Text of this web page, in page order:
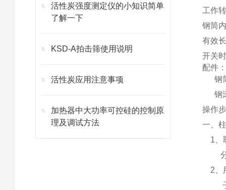
活性炭强度测定仪的小知识简单
了解一下
KSD-A拍击筛使用说明
活性炭应用注意事项
加热器中大功率可控硅的控制原
理及调试方法
工作
钢筒
有效
开关
配件
钢
钢
操作
一、
1、
分
2、
子